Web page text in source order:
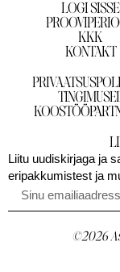
LOGI SISSE
KKK
KONTAKT
Liitu uudiskirjaga ja
eripakkumistest ja
©2026